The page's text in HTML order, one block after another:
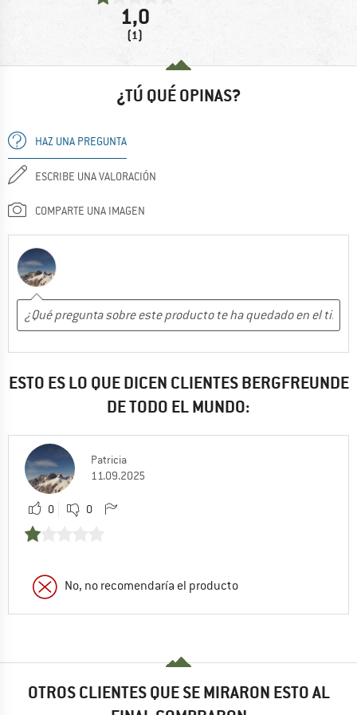
1,0
(1)
¿TÚ QUÉ OPINAS?
HAZ UNA PREGUNTA
ESCRIBE UNA VALORACIÓN
COMPARTE UNA IMAGEN
ESTO ES LO QUE DICEN CLIENTES BERGFREUNDE
DE TODO EL MUNDO:
Patricia
11.09.2025
0 0
No, no recomendaría el producto
OTROS CLIENTES QUE SE MIRARON ESTO AL